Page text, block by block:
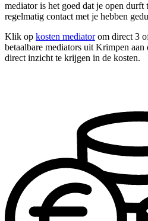
mediator is het goed dat je open
regelmatig contact met je hebben
Klik op kosten mediatorom direct 3
betaalbare mediators uit Krimpen aan
direct inzicht te krijgen in de kosten.